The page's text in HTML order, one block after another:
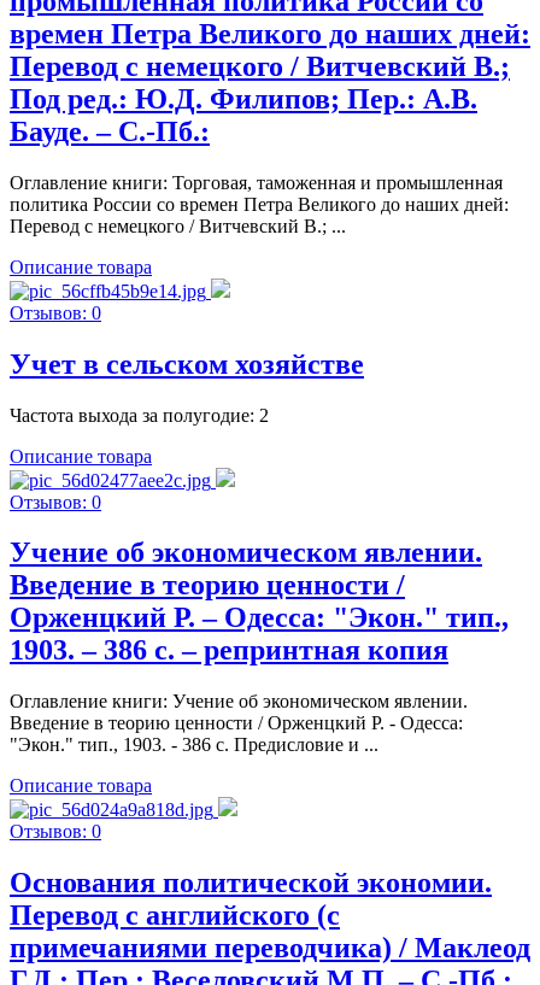
времен Петра Великого до наших дней:
Перевод с немецкого / Витчевский В.;
Под ред.: Ю.Д. Филипов; Пер.: А.В.
Бауде. – С.-Пб.:
Оглавление книги: Торговая, таможенная и промышленная
политика России со времен Петра Великого до наших дней:
Перевод с немецкого / Витчевский В.; ...
Описание товара
Отзывов: 0
Учет в сельском хозяйстве
Частота выхода за полугодие: 2
Описание товара
Отзывов: 0
Учение об экономическом явлении.
Введение в теорию ценности /
Орженцкий Р. – Одесса: "Экон." тип.,
1903. – 386 c. – репринтная копия
Оглавление книги: Учение об экономическом явлении.
Введение в теорию ценности / Орженцкий Р. - Одесса:
"Экон." тип., 1903. - 386 c. Предисловие и ...
Описание товара
Отзывов: 0
Основания политической экономии.
Перевод с английского (с
примечаниями переводчика) / Маклеод